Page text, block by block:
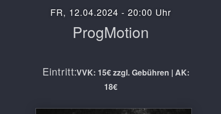
FR, 12.04.2024 - 20:00 Uhr
ProgMotion
Eintritt:VVK: 15€ zzgl. Gebühren | AK:
18€